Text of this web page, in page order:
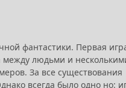
фантастики. Первая
между людьми и
За все существования
всегда было одно но: